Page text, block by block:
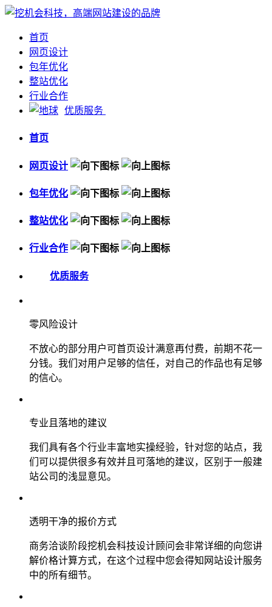
首页
网页设计
包年优化
整站优化
行业合作
优质服务
首页
网页设计
包年优化
整站优化
行业合作
优质服务
零风险设计
不放心的部分用户可首页设计满意再付费，前期不花一
分钱。我们对用户足够的信任，对自己的作品也有足够
的信心。
专业且落地的建议
我们具有各个行业丰富地实操经验，针对您的站点，我
们可以提供很多有效并且可落地的建议，区别于一般建
站公司的浅显意见。
透明干净的报价方式
商务洽谈阶段挖机会科技设计顾问会非常详细的向您讲
解价格计算方式，在这个过程中您会得知网站设计服务
中的所有细节。